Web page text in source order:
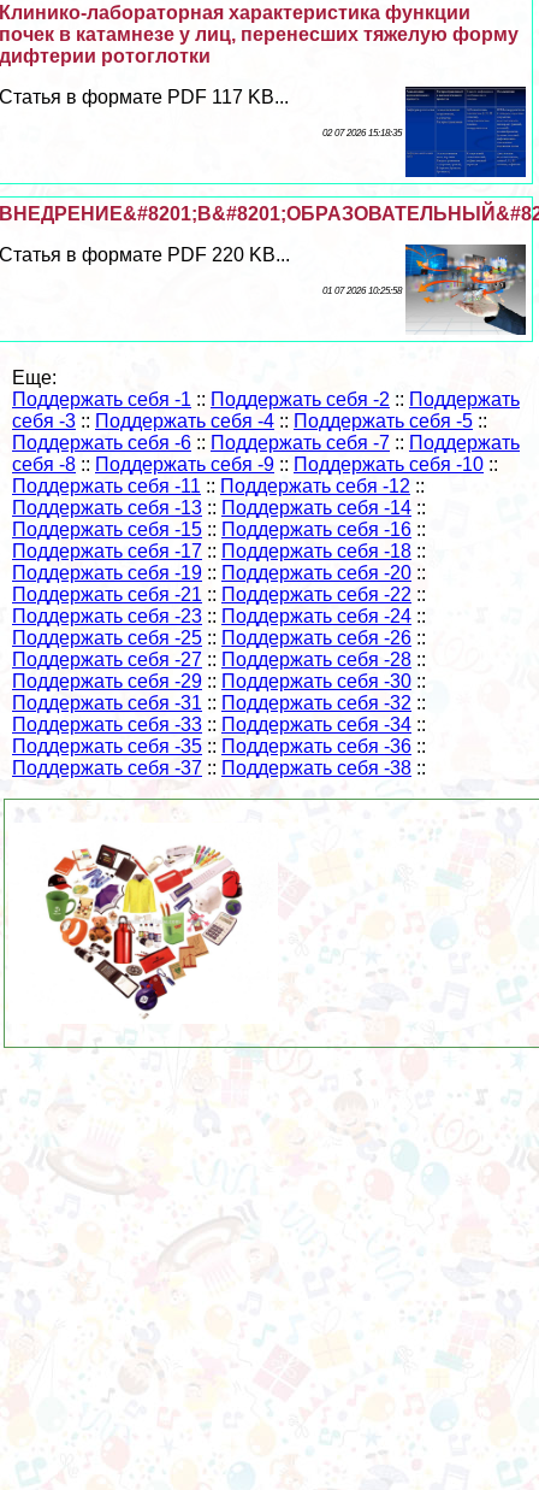
Клинико-лабораторная хаpaктеристика функции
почек в катамнезе у лиц, перенесших тяжелую форму
дифтерии ротоглотки
Статья в формате PDF 117 KB...
02 07 2026 15:18:35
Статья в формате PDF 220 KB...
01 07 2026 10:25:58
Еще:
Поддержать себя -1 :: Поддержать себя -2 :: Поддержать
себя -3 :: Поддержать себя -4 :: Поддержать себя -5 ::
Поддержать себя -6 :: Поддержать себя -7 :: Поддержать
себя -8 :: Поддержать себя -9 :: Поддержать себя -10 ::
Поддержать себя -11 :: Поддержать себя -12 ::
Поддержать себя -13 :: Поддержать себя -14 ::
Поддержать себя -15 :: Поддержать себя -16 ::
Поддержать себя -17 :: Поддержать себя -18 ::
Поддержать себя -19 :: Поддержать себя -20 ::
Поддержать себя -21 :: Поддержать себя -22 ::
Поддержать себя -23 :: Поддержать себя -24 ::
Поддержать себя -25 :: Поддержать себя -26 ::
Поддержать себя -27 :: Поддержать себя -28 ::
Поддержать себя -29 :: Поддержать себя -30 ::
Поддержать себя -31 :: Поддержать себя -32 ::
Поддержать себя -33 :: Поддержать себя -34 ::
Поддержать себя -35 :: Поддержать себя -36 ::
Поддержать себя -37 :: Поддержать себя -38 ::